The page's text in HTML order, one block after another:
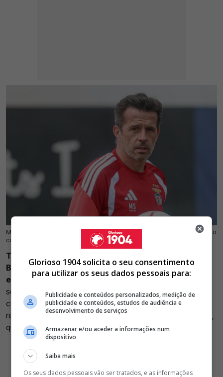
Marco Silva conta com reforço de Tomás Araújo de última hora para o duelo
contra o St. Gallen na Liga Europa
20 Jul 2026 | 15:19 |
Tomás Araújo é esperado esta segunda-feira no
Benfica Campus para se juntar aos trabalhos da
equipa principal, após o período de férias concedido na
sequência daparticipação no Mundial de 2026. O defesa-
central torna-se no segundo internacional encarnado a
regressar ao plantel de Marco Silva, depois de Amar Dedic,
que se apresentou na passada sexta-feira.
Glorioso 1904 solicita o seu consentimento
para utilizar os seus dados pessoais para:
Publicidade e conteúdos personalizados, medição de
publicidade e conteúdos, estudos de audiência e
desenvolvimento de serviços
Armazenar e/ou aceder a informações num
dispositivo
Saiba mais
Os seus dados pessoais vão ser tratados, e as informações